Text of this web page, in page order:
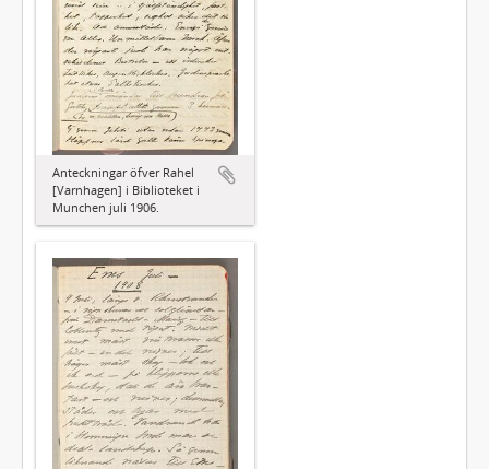
Anteckningar öfver Rahel
[Varnhagen] i Biblioteket i
Munchen juli 1906.